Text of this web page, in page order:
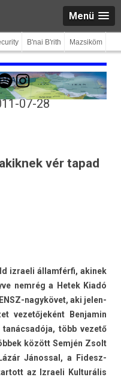
Menü
B'nai B'rith Mazsiköm
Instagram
07-28
vér tapad
iz­raeli államférfi, akinek
nemrég a Hetek Kiadó
nagykövet, aki jelen­
vezetőjeként Be­njamin
több vezető
között Semjén Zsolt
Jánoss­al, a Fidesz-
az Iz­raeli Kul­turális